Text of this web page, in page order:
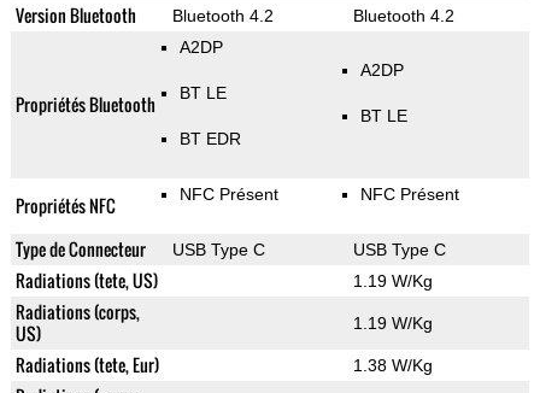
Version Bluetooth Bluetooth 4.2 Bluetooth 4.2
Propriétés Bluetooth
A2DP
BT LE
BT EDR
A2DP
BT LE
Propriétés NFC NFC Présent NFC Présent
Type de Connecteur USB Type C USB Type C
Radiations (tete, US) 1.19 W/Kg
Radiations (corps,
US)
1.19 W/Kg
Radiations (tete, Eur) 1.38 W/Kg